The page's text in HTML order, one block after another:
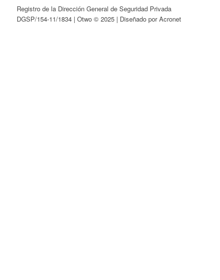
Registro de la Dirección General de Seguridad Privada
DGSP/154-11/1834 | Otwo © 2025 | Diseñado por Acronet